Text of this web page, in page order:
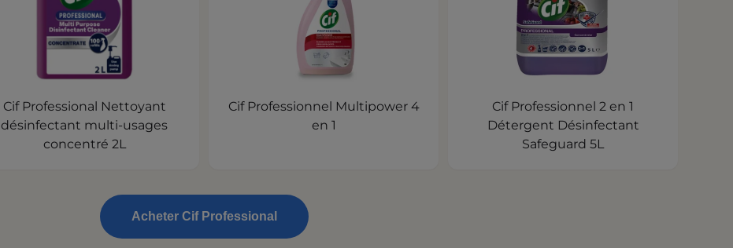
Cif Professional Nettoyant
désinfectant multi-usages
concentré 2L
Cif Professionnel Multipower 4
en 1
Cif Professionnel 2 en 1
Détergent Désinfectant
Safeguard 5L
Acheter Cif Professional